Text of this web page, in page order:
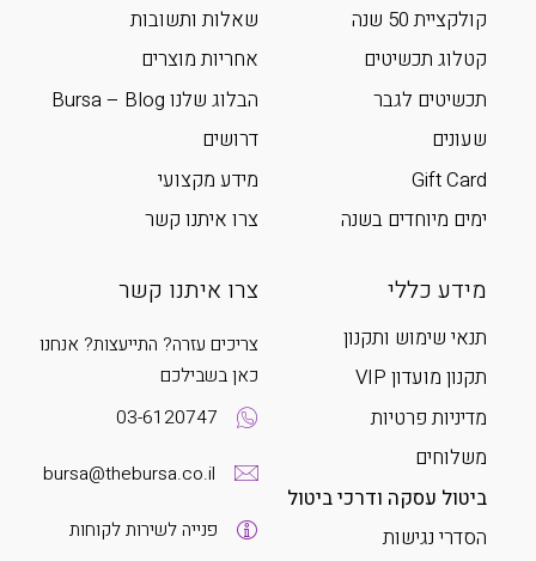
קולקציית 50 שנה
קטלוג תכשיטים
תכשיטים לגבר
שעונים
Gift Card
ימים מיוחדים בשנה
שאלות ותשובות
אחריות מוצרים
הבלוג שלנו Bursa – Blog
דרושים
מידע מקצועי
צרו איתנו קשר
מידע כללי
תנאי שימוש ותקנון
תקנון מועדון VIP
מדיניות פרטיות
משלוחים
ביטול עסקה ודרכי ביטול
הסדרי נגישות
צרו איתנו קשר
צריכים עזרה? התייעצות? אנחנו
כאן בשבילכם
03-6120747
bursa@thebursa.co.il
פנייה לשירות לקוחות